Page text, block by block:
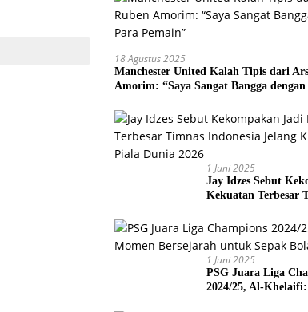
18 Agustus 2025
Manchester United Kalah Tipis dari
Amorim: “Saya Sangat Bangga
1 Juni 2025
Jay Idzes Sebut
Kekuatan Terbesar
Dunia 2026
1 Juni 2025
PSG Juara Liga
2024/25, Al-